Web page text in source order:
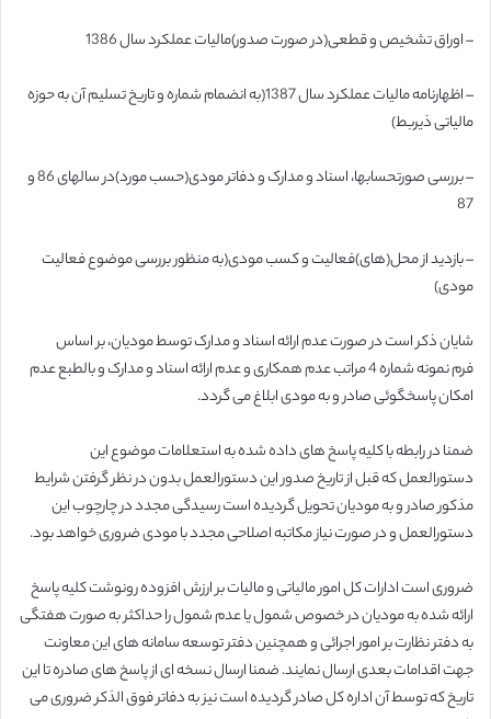
– اوراق تشخیص و قطعی(در صورت صدور)مالیات عملکرد سال 1386
– اظهارنامه مالیات عملکرد سال 1387(به انضمام شماره و تاریخ تسلیم آن به حوزه
مالیاتی ذیربط)
– بررسی صورتحسابها، اسناد و مدارک و دفاتر مودی(حسب مورد)در سالهای 86 و
87
– بازدید از محل(های)فعالیت و کسب مودی(به منظور بررسی موضوع فعالیت
مودی)
شایان ذکر است در صورت عدم ارائه اسناد و مدارک توسط مودیان، بر اساس
فرم نمونه شماره 4 مراتب عدم همکاری و عدم ارائه اسناد و مدارک و بالطبع عدم
امکان پاسخگوئی صادر و به مودی ابلاغ می گردد.
ضمنا در رابطه با کلیه پاسخ های داده شده به استعلامات موضوع این
دستورالعمل که قبل از تاریخ صدور این دستورالعمل بدون در نظر گرفتن شرایط
مذکور صادر و به مودیان تحویل گردیده است رسیدگی مجدد در چارچوب این
دستورالعمل و در صورت نیاز مکاتبه اصلاحی مجدد با مودی ضروری خواهد بود.
ضروری است ادارات کل امور مالیاتی و مالیات بر ارزش افزوده رونوشت کلیه پاسخ
ارائه شده به مودیان در خصوص شمول یا عدم شمول را حداکثر به صورت هفتگی
به دفتر نظارت بر امور اجرائی و همچنین دفتر توسعه سامانه های این معاونت
جهت اقدامات بعدی ارسال نمایند. ضمنا ارسال نسخه ای از پاسخ های صادره تا این
تاریخ که توسط آن اداره کل صادر گردیده است نیز به دفاتر فوق الذکر ضروری می